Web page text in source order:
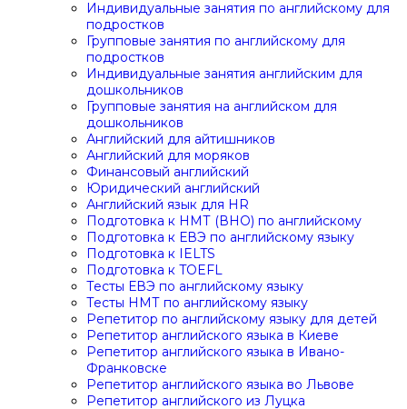
Индивидуальные занятия по английскому для
подростков
Групповые занятия по английскому для
подростков
Индивидуальные занятия английским для
дошкольников
Групповые занятия на английском для
дошкольников
Английский для айтишников
Английский для моряков
Финансовый английский
Юридический английский
Английский язык для HR
Подготовка к НМТ (ВНО) по английскому
Подготовка к ЕВЭ по английскому языку
Подготовка к IELTS
Подготовка к TOEFL
Тесты ЕВЭ по английскому языку
Тесты НМТ по английскому языку
Репетитор по английскому языку для детей
Репетитор английского языка в Киеве
Репетитор английского языка в Ивано-
Франковске
Репетитор английского языка во Львове
Репетитор английского из Луцка